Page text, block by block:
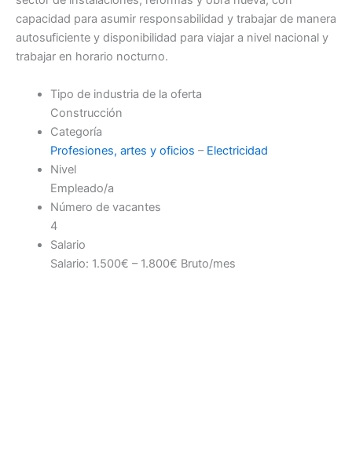
capacidad para asumir responsabilidad y trabajar de manera
autosuficiente y disponibilidad para viajar a nivel nacional y
trabajar en horario nocturno.
Tipo de industria de la oferta
Construcción
Categoría
Profesiones, artes y oficios – Electricidad
Nivel
Empleado/a
Número de vacantes
4
Salario
Salario: 1.500€ – 1.800€ Bruto/mes